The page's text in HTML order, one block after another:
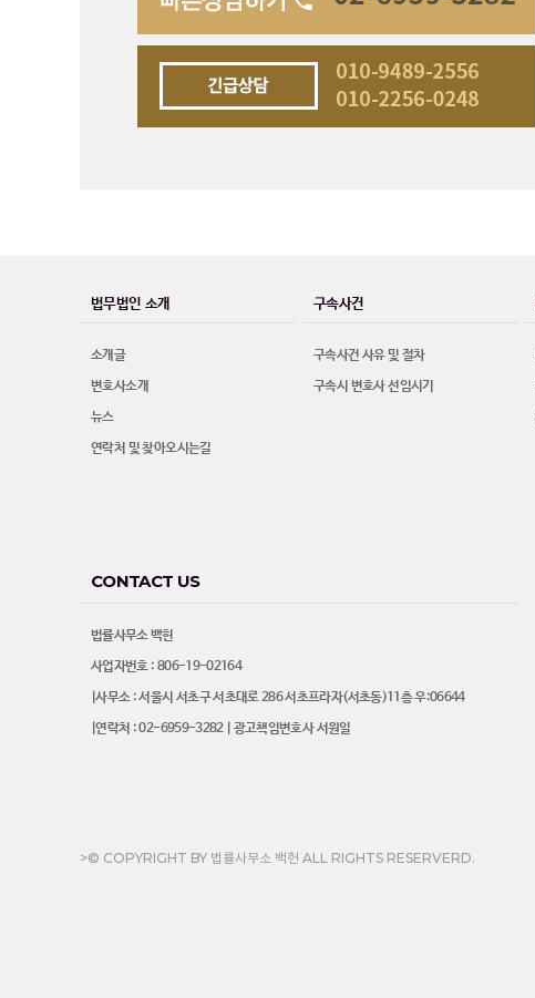
법무법인 소개
소개글
변호사소개
뉴스
연락처 및 찾아오시는길
구속사건
구속사건 사유 및 절차
구속시 변호사 선임시기
CONTACT US
법률사무소 백헌
사업자번호 : 806-19-02164
|사무소 : 서울시 서초구 서초대로 286 서초프라자(서초동)11층 우:06644
|연락처 : 02-6959-3282 | 광고책임변호사 서원일
>© COPYRIGHT BY 법률사무소 백헌 ALL RIGHTS RESERVERD.